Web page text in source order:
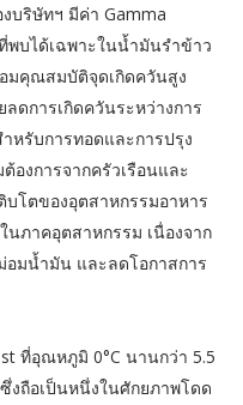
ริษัทฯ มีค่า Gamma
พบได้เฉพาะในน้ำมันรำข้าว
มคุณสมบัติจุดเกิดควันสูง
ดการเกิดควันระหว่างการ
หรับการทอดและการปรุง
องการจากครัวเรือนและ
บโตของอุตสาหกรรมอาหาร
นภาคอุตสาหกรรม เนื่องจาก
อมน้ำมัน และลดโอกาสการ
ที่อุณหภูมิ 0°C นานกว่า 5.5
งถือเป็นหนึ่งในศักยภาพโดด